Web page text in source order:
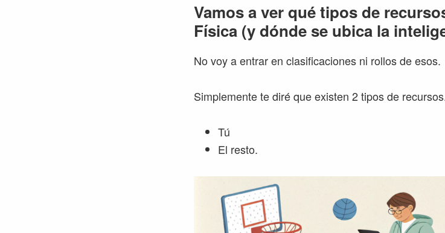
Vamos a ver qué tipos de
Física (y dónde se ubica la
No voy a entrar en clasificaciones ni rollos de esos.
Simplemente te diré que existen 2 tipos de
Tú
El resto.